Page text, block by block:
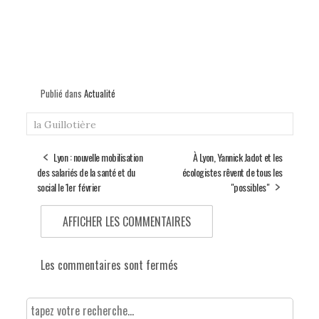
Publié dans Actualité
la Guillotière
Lyon : nouvelle mobilisation
des salariés de la santé et du
social le 1er février
À Lyon, Yannick Jadot et les
écologistes rêvent de tous les
"possibles"
AFFICHER LES COMMENTAIRES
Les commentaires sont fermés